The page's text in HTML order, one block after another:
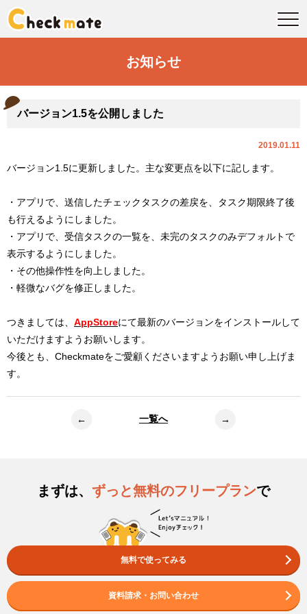
お知らせ
バージョン1.5を公開しました
2019.01.11
バージョン1.5に更新しました。主な変更点を以下に記します。
・アプリで、送信したチェックタスクの差戻を、タスク期限終了後
も行えるようにしました。
・アプリで、受信タスクの一覧を、未完のタスクのみデフォルトで
表示するようにしました。
・その他操作性を向上しました。
・軽微なバグを修正しました。
つきましては、 AppStoreにて最新のバージョンをインストールして
いただけますようお願いします。
今後とも、Checkmateをご愛顧くださいますようお願い申し上げま
す。
← 一覧へ →
まずは、 ずっと無料のフリープランで
無料で使ってみる
資料請求・お問い合わせ